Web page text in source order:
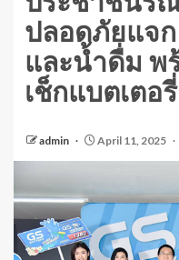
ปลอดภัยแจ
และน้ำดื่ม พ
เช็กแบตเตอ
admin April 11, 2025